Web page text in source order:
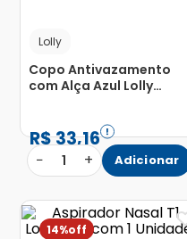
Lolly
Copo Antivazamento
com Alça Azul Lolly
R$33,16
− 1 + Adicionar
14%